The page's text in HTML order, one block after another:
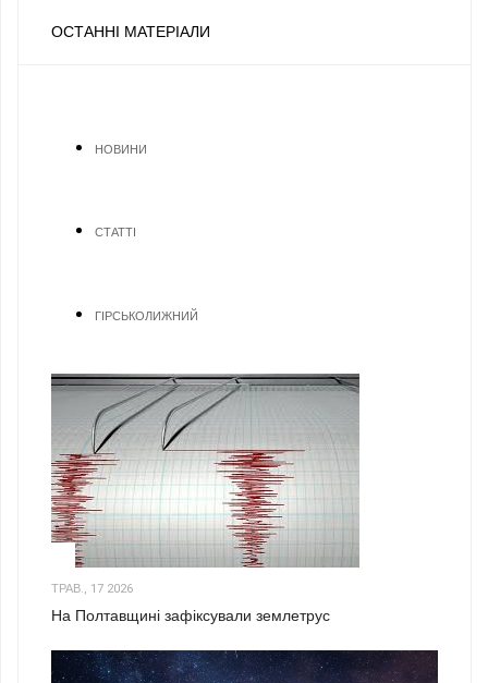
ОСТАННІ МАТЕРІАЛИ
НОВИНИ
СТАТТІ
ГІРСЬКОЛИЖНИЙ
ТРАВ., 17 2026
На Полтавщині зафіксували землетрус